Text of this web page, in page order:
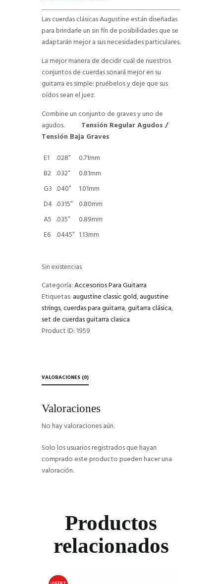
Las cuerdas clásicas Augustine están diseñadas
para brindarle un sin fín de posibilidades que se
adaptarán mejor a sus necesidades particulares.
La mejor manera de decidir cuál de nuestros
conjuntos de cuerdas sonará mejor en su
guitarra es simple: pruébelos y deje que sus
oídos sean el juez.
Combine un conjunto de graves y uno de
agudos.
Tensión Regular Agudos /
Tensión Baja Graves
E1
.028”
0.71mm
B2 .032”
0.81mm
G3 .040”
1.01mm
D4 .0315” 0.80mm
A5 .035”
0.89mm
E6 .0445” 1.13mm
Sin existencias
Categoría:Accesorios Para Guitarra
Etiquetas: augustine classic gold,augustine
strings,cuerdas para guitarra,guitarra clásica,
set de cuerdas guitarra clasica
Product ID: 1959
VALORACIONES (0)
Valoraciones
No hay valoraciones aún.
Solo los usuarios registrados que hayan
comprado este producto pueden hacer una
valoración.
Productos
relacionados